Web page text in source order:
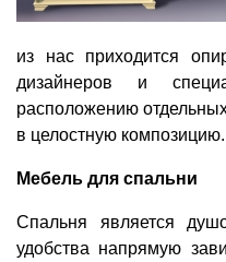
из нас приходится
дизайнеров и
расположению
в целостную композицию.
Мебель для спальни
Спальня является
удобства напрямую